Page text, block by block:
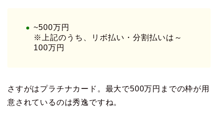
~500万円
※上記のうち、リボ払い・分割払いは～
100万円
さすがはプラチナカード。最大で500万円までの枠が用
意されているのは秀逸ですね。